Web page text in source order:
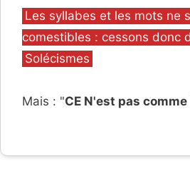
Catégories
Les syllabes et les mots ne
comestibles : cessons donc
Solécismes
Mais : "CE N'est pas comme